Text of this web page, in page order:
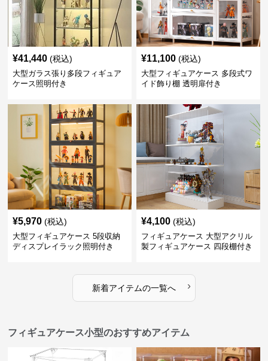
¥41,440 (税込)
大型ガラス張り多段フィギュア
ケース照明付き
¥11,100 (税込)
大型フィギュアケース 多段式ワ
イド飾り棚 透明扉付き
¥5,970 (税込)
大型フィギュアケース 5段収納
ディスプレイラック照明付き
¥4,100 (税込)
フィギュアケース 大型アクリル
製フィギュアケース 四段棚付き
新着アイテムの一覧へ ›
フィギュアケース小型のおすすめアイテム